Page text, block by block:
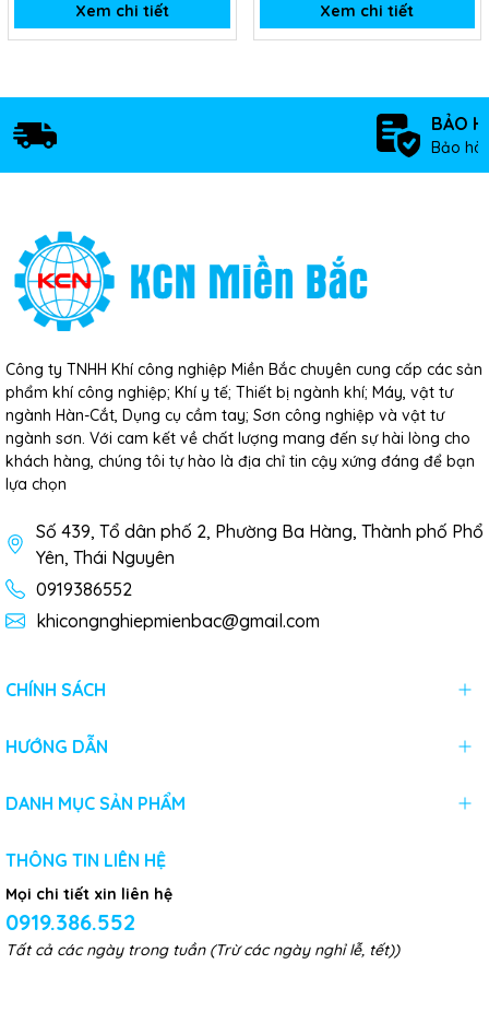
Xem chi tiết Xem chi tiết
BẢO
Bảo
Công ty TNHH Khí công nghiệp Miền Bắc chuyên cung cấp các sản
phẩm khí công nghiệp; Khí y tế; Thiết bị ngành khí; Máy, vật tư
ngành Hàn-Cắt, Dụng cụ cầm tay; Sơn công nghiệp và vật tư
ngành sơn. Với cam kết về chất lượng mang đến sự hài lòng cho
khách hàng, chúng tôi tự hào là địa chỉ tin cậy xứng đáng để bạn
lựa chọn
Số 439, Tổ dân phố 2, Phường Ba Hàng, Thành phố Phổ
Yên, Thái Nguyên
0919386552
khicongnghiepmienbac@gmail.com
CHÍNH SÁCH
HƯỚNG DẪN
DANH MỤC SẢN PHẨM
THÔNG TIN LIÊN HỆ
Mọi chi tiết xin liên hệ
0919.386.552
Tất cả các ngày trong tuần (Trừ các ngày nghỉ lễ, tết))